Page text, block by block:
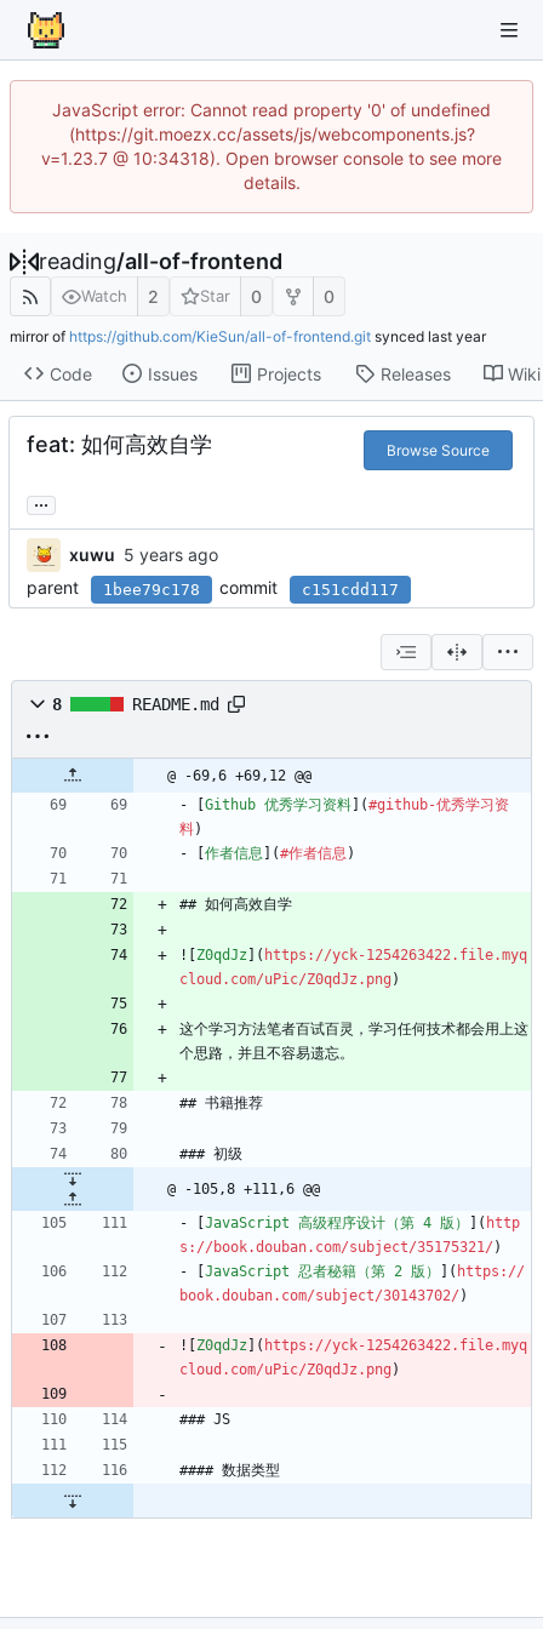
JavaScript error: Cannot read property '0' of undefined
(https://git.moezx.cc/assets/js/webcomponents.js?
v=1.23.7 @ 10:34318). Open browser console to see more
details.
reading/all-of-frontend
Watch 2 Star 0 0
mirror of https://github.com/KieSun/all-of-frontend.git synced
Code Issues Projects Releases Wiki
feat: 如何高效自学 Browse Source
...
xuwu
parent
1bee79c178 commit c151cdd117
8 README.md
@ -69,6 +69,12 @@
- [ Github 优秀学习资料 ](#github-优秀学习资
料)
- [ 作者信息 ](#作者信息 )
## 如何高效自学
![ Z0qdJz ]( https://yck-1254263422.file.myq
cloud.com/uPic/Z0qdJz.png )
这个学习方法笔者百试百灵，学习任何技术都会用上这
个思路，并且不容易遗忘。
## 书籍推荐
### 初级
@ -105,8 +111,6 @@
- [ JavaScript 高级程序设计（第 4 版） ]( http
s://book.douban.com/subject/35175321/ )
- [ JavaScript 忍者秘籍（第 2 版） ]( https://
book.douban.com/subject/30143702/ )
![ Z0qdJz ]( https://yck-1254263422.file.myq
cloud.com/uPic/Z0qdJz.png )
### JS
#### 数据类型